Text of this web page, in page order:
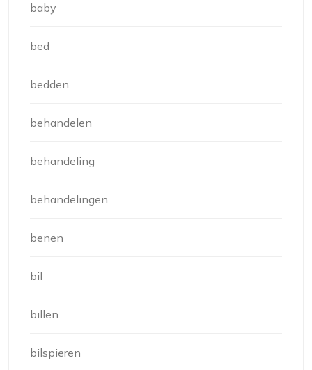
baby
bed
bedden
behandelen
behandeling
behandelingen
benen
bil
billen
bilspieren